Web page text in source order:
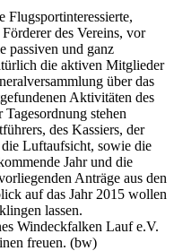
Flugsportinteressierte,
des Vereins, vor
passiven und ganz
die aktiven Mitglieder
über das
Aktivitäten des
stehen
des Kassiers, der
Luftaufsicht, sowie die
Jahr und die
Anträge aus den
auf das Jahr 2015 wollen
lassen.
Windeckfalken Lauf e.V.
freuen. (bw)